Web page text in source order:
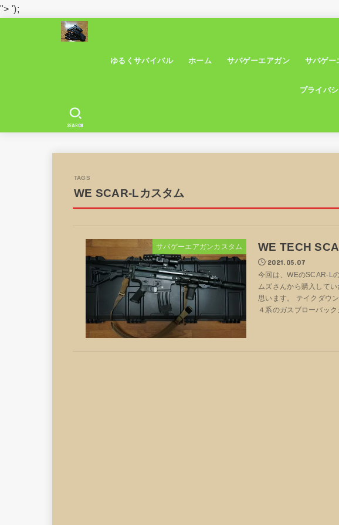
"> ');
ゆるくサバイバル ホーム サバゲーエアガン サバゲー
プライバ
SEARCH
WE SCAR-Lカスタム
サバゲーエアガンカスタム WE TECH
2021.05.07
今回は、WEのSCAR-L
ムズさんから購入して
思います。 テイクダウ
４系のガスブローバック